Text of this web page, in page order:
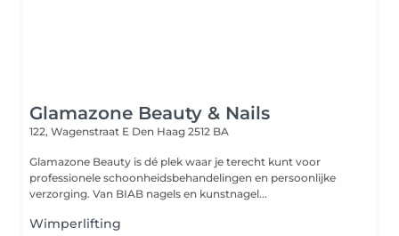
Glamazone Beauty & Nails
122, Wagenstraat E Den Haag 2512 BA
Glamazone Beauty is dé plek waar je terecht kunt voor
professionele schoonheidsbehandelingen en persoonlijke
verzorging. Van BIAB nagels en kunstnagel...
Wimperlifting